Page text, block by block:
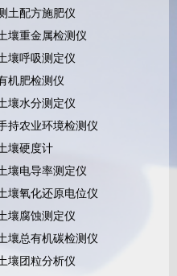
土配方施肥仪
壤重金属检测仪
壤呼吸测定仪
机肥检测仪
壤水分测定仪
持农业环境检测仪
壤硬度计
壤电导率测定仪
壤氧化还原电位仪
壤腐蚀测定仪
壤总有机碳检测仪
壤团粒分析仪